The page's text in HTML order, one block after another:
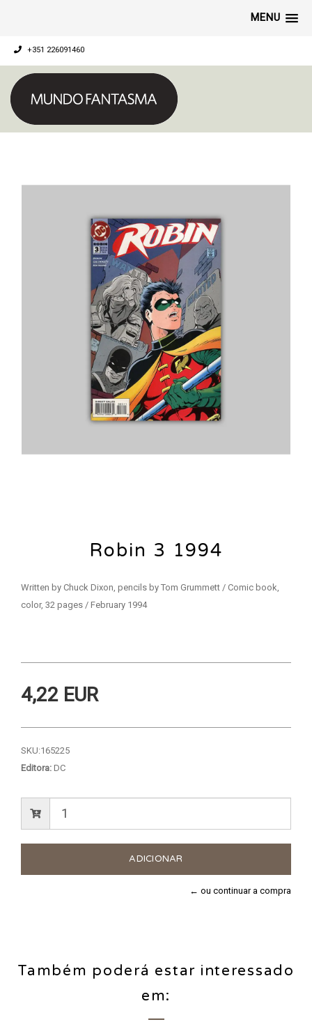
MENU
+351 226091460
Robin 3 1994
Written by Chuck Dixon, pencils by Tom Grummett / Comic book,
color, 32 pages / February 1994
4,22 EUR
SKU:165225
Editora: DC
← ou continuar a compra
Também poderá estar interessado
em: